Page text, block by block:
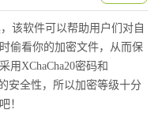
该软件可以帮助用户们对自
偷看你的加密文件，从而保
用XChaCha20密码和
安全性，所以加密等级十分
！